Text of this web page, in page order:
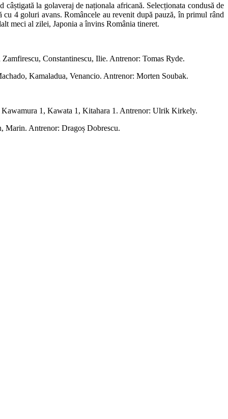
la golaveraj de naționala africană. Selecționata condusă de
4 goluri avans. Româncele au revenit după pauză, în primul rând
meci al zilei, Japonia a învins România tineret.
Constantinescu, Ilie. Antrenor: Tomas Ryde.
Kamaladua, Venancio. Antrenor: Morten Soubak.
1, Kawata 1, Kitahara 1. Antrenor: Ulrik Kirkely.
Marin. Antrenor: Dragoș Dobrescu.